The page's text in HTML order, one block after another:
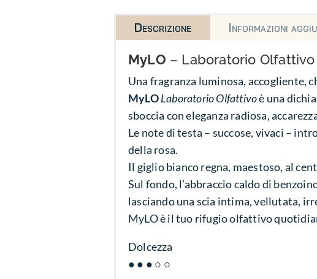
Descrizione Informazioni
MyLO – Laboratorio Olfattivo
Una fragranza luminosa, accogliente,
MyLOLaboratorio Olfattivoè una
sboccia con eleganza radiosa,
Le note di testa – succose, vivaci –
della rosa.
Il giglio bianco regna, maestoso, al
Sul fondo, l’abbraccio caldo di
lasciando una scia intima, vellutata,
MyLO è il tuo rifugio olfattivo
Dolcezza
● ● ● ○ ○